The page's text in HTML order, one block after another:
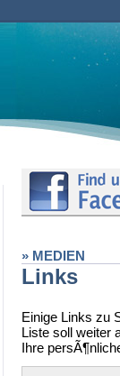
» MEDIEN
Links
Einige Links zu
Liste soll weiter
Ihre